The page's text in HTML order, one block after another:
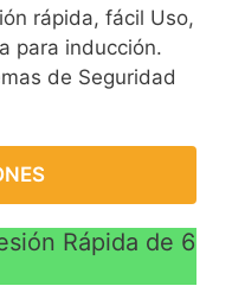
rápida, fácil Uso,
para inducción.
de Seguridad
Rápida de 6